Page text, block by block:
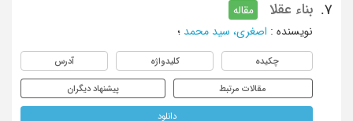
7. بناء عقلا
مقاله
نویسنده : اصغری، سید محمد ؛
چکیده کلیدواژه آدرس
مقالات مرتبط پیشنهاد دیگران
دانلود